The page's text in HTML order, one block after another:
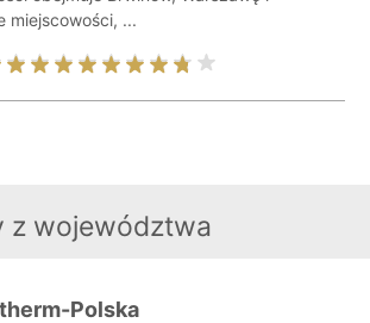
miejscowości, ...
z województwa
Polska